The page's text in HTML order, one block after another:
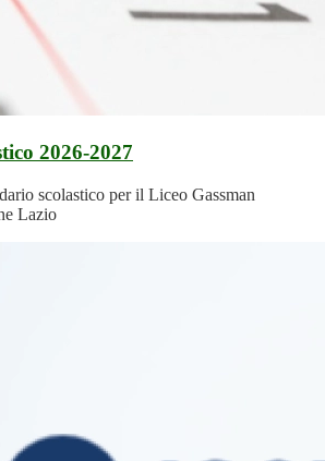
2026-2027
scolastico per il Liceo Gassman
Lazio